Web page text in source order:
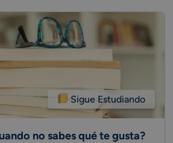
Sigue Estudiando
no sabes qué te gusta?